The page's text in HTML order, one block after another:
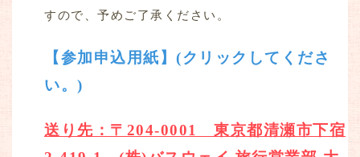
すので、予めご了承ください。
【参加申込用紙】(クリックしてくださ
い。)
送り先：〒204-0001 東京都清瀬市下宿